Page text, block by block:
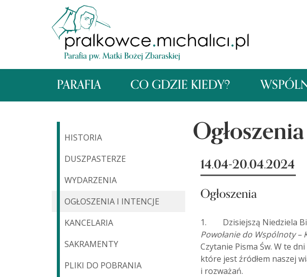
PARAFIA CO GDZIE KIEDY?
HISTORIA
DUSZPASTERZE
WYDARZENIA
OGŁOSZENIA I INTENCJE
KANCELARIA
SAKRAMENTY
PLIKI DO POBRANIA
14.04-20.04.2024
Ogłoszenia
1. Dzisiejszą Niedziela
Powołanie do Wspólnoty
Czytanie Pisma Św. W te
które jest źródłem naszej
i rozważań.